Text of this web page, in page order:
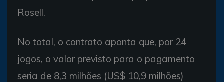
Rosell.
No total, o contrato aponta que, por 24
jogos, o valor previsto para o pagamento
seria de 8,3 milhões (US$ 10,9 milhões)